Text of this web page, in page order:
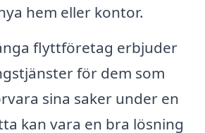
hem eller kontor.
flyttföretag erbjuder
för dem som
sina saker under en
kan vara en bra lösning